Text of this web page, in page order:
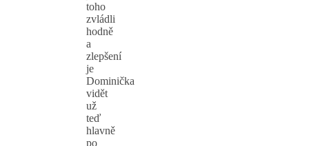
toho
zvládli
hodně
a
zlepšení
je
Dominička
vidět
už
teď
hlavně
po